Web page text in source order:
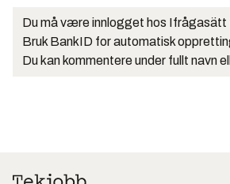
Du må være innlogget hos Ifrågasätt
Bruk BankID for automatisk
Du kan kommentere under fullt navn